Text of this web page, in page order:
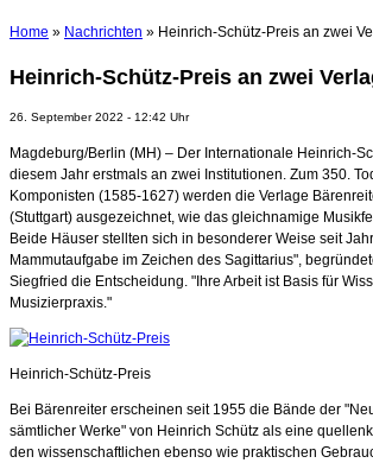
Home » Nachrichten » Heinrich-Schütz-Preis an zwei
Heinrich-Schütz-Preis an zwei
26. September 2022 - 12:42 Uhr
Magdeburg/Berlin (MH) – Der Internationale Heinrich-
diesem Jahr erstmals an zwei Institutionen. Zum 350.
Komponisten (1585-1627) werden die Verlage
(Stuttgart) ausgezeichnet, wie das gleichnamige
Beide Häuser stellten sich in besonderer Weise seit
Mammutaufgabe im Zeichen des Sagittarius",
Siegfried die Entscheidung. "Ihre Arbeit ist Basis für
Musizierpraxis."
Heinrich-Schütz-Preis
Bei Bärenreiter erscheinen seit 1955 die Bände der
sämtlicher Werke" von Heinrich Schütz als eine
den wissenschaftlichen ebenso wie praktischen